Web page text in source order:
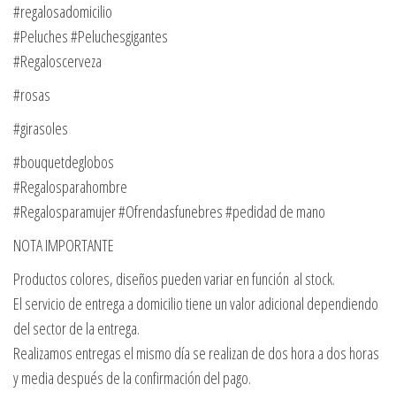
#regalosadomicilio
#Peluches #Peluchesgigantes
#Regaloscerveza
#rosas
#girasoles
#bouquetdeglobos
#Regalosparahombre
#Regalosparamujer #Ofrendasfunebres #pedidad de mano
NOTA IMPORTANTE
Productos colores, diseños pueden variar en función al stock.
El servicio de entrega a domicilio tiene un valor adicional dependiendo
del sector de la entrega.
Realizamos entregas el mismo día se realizan de dos hora a dos horas
y media después de la confirmación del pago.